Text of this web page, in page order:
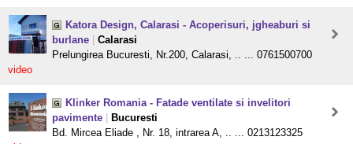
Katora Design, Calarasi - Acoperisuri, jgheaburi si
burlane
Calarasi
Prelungirea Bucuresti, Nr.200, Calarasi, .. ... 0761500700
video
Klinker Romania - Fatade ventilate si invelitori
pavimente
Bucuresti
Bd. Mircea Eliade , Nr. 18, intrarea A, .. ... 0213123325